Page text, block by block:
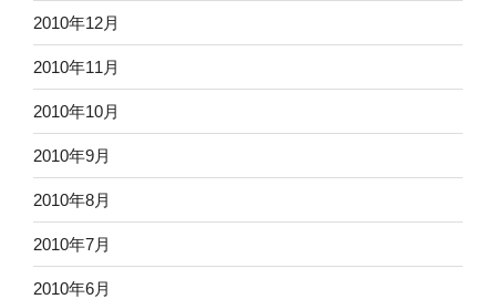
2010年12月
2010年11月
2010年10月
2010年9月
2010年8月
2010年7月
2010年6月